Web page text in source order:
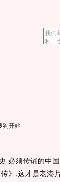
狗开始
必须传诵的中
》,这才是老港